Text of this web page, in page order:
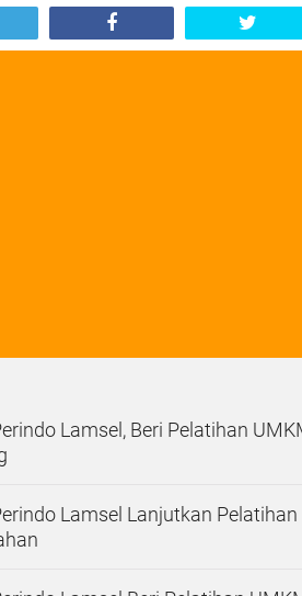
Lamsel, Beri Pelatihan
Lamsel Lanjutkan